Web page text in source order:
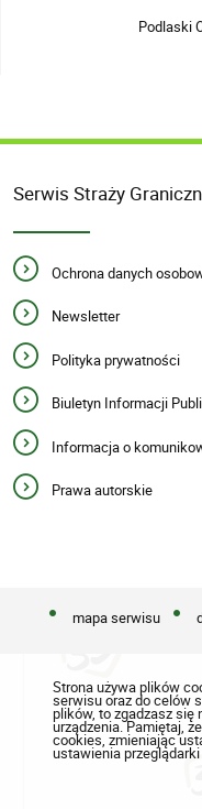
Podlaski
Serwis Straży
Ochrona danych
Newsletter
Polityka prywatności
Biuletyn Informacji
Informacja o
Prawa autorskie
mapa serwisu
Strona używa plików
serwisu oraz do celów
plików, to zgadzasz się
urządzenia. Pamiętaj,
cookies, zmieniając
ustawienia